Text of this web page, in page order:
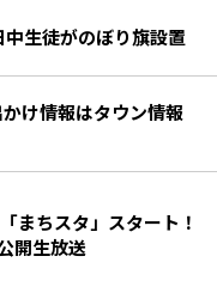
生徒がのぼり旗設置
け情報はタウン情報
まちスタ」スタート！
開生放送